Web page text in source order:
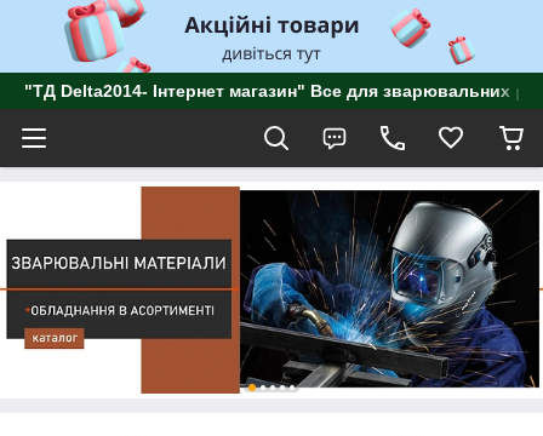
"ТД Delta2014- Інтернет магазин" Все для зварювальних